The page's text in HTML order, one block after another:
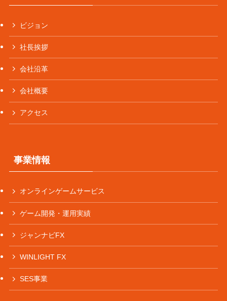
ビジョン
社長挨拶
会社沿革
会社概要
アクセス
事業情報
オンラインゲームサービス
ゲーム開発・運用実績
ジャンナビFX
WINLIGHT FX
SES事業